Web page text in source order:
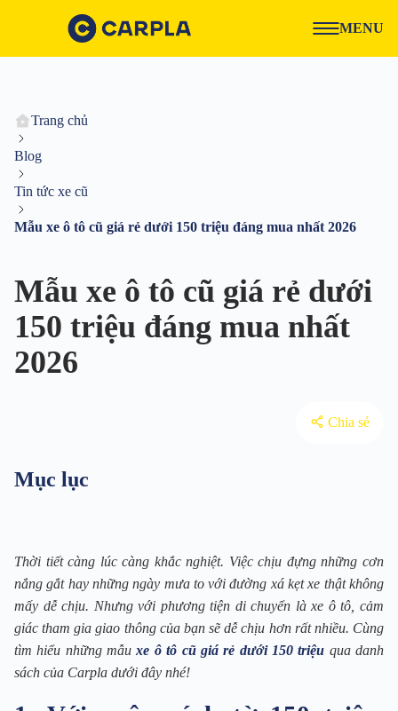
MENU
Trang chủ
Blog
Tin tức xe cũ
Mẫu xe ô tô cũ giá rẻ dưới 150 triệu đáng mua nhất 2026
Mẫu xe ô tô cũ giá rẻ dưới
150 triệu đáng mua nhất
2026
Chia sẻ
Thời tiết càng lúc càng khắc nghiệt. Việc chịu đựng những cơn
nắng gắt hay những ngày mưa to với đường xá kẹt xe thật không
mấy dễ chịu. Nhưng với phương tiện di chuyển là xe ô tô, cảm
giác tham gia giao thông của bạn sẽ dễ chịu hơn rất nhiều. Cùng
tìm hiểu những mẫuxe ô tô cũ giá rẻ dưới 150 triệu qua danh
sách của Carpla dưới đây nhé!
Mục lục